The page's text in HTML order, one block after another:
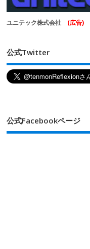
ユニテック株式会社 (広告)
公式Twitter
公式Facebookページ